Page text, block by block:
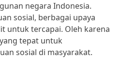
negara Indonesia.
sosial, berbagai upaya
untuk tercapai. Oleh karena
tepat untuk
sosial di masyarakat.